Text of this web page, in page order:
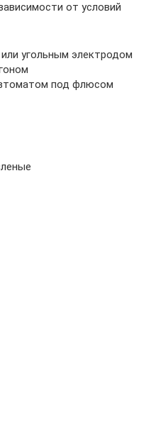
от условий
угольным электродом
под флюсом